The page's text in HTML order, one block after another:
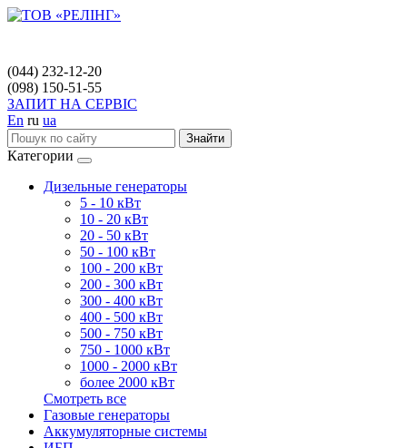
(044) 232-12-20
(098) 150-51-55
ЗАПИТ НА СЕРВІС
En ru ua
Знайти
Категории
Дизельные генераторы
5 - 10 кВт
10 - 20 кВт
20 - 50 кВт
50 - 100 кВт
100 - 200 кВт
200 - 300 кВт
300 - 400 кВт
400 - 500 кВт
500 - 750 кВт
750 - 1000 кВт
1000 - 2000 кВт
более 2000 кВт
Смотреть все
Газовые генераторы
Аккумуляторные системы